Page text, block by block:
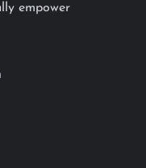
empower